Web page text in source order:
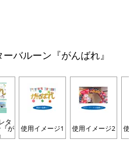
バルーン『がんばれ』
タ
が 使用イメージ1 使用イメージ2 使用